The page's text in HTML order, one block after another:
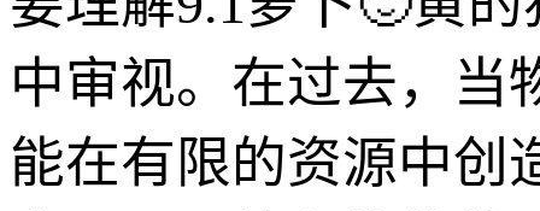
中审视。在过去，当
能在有限的资源中创